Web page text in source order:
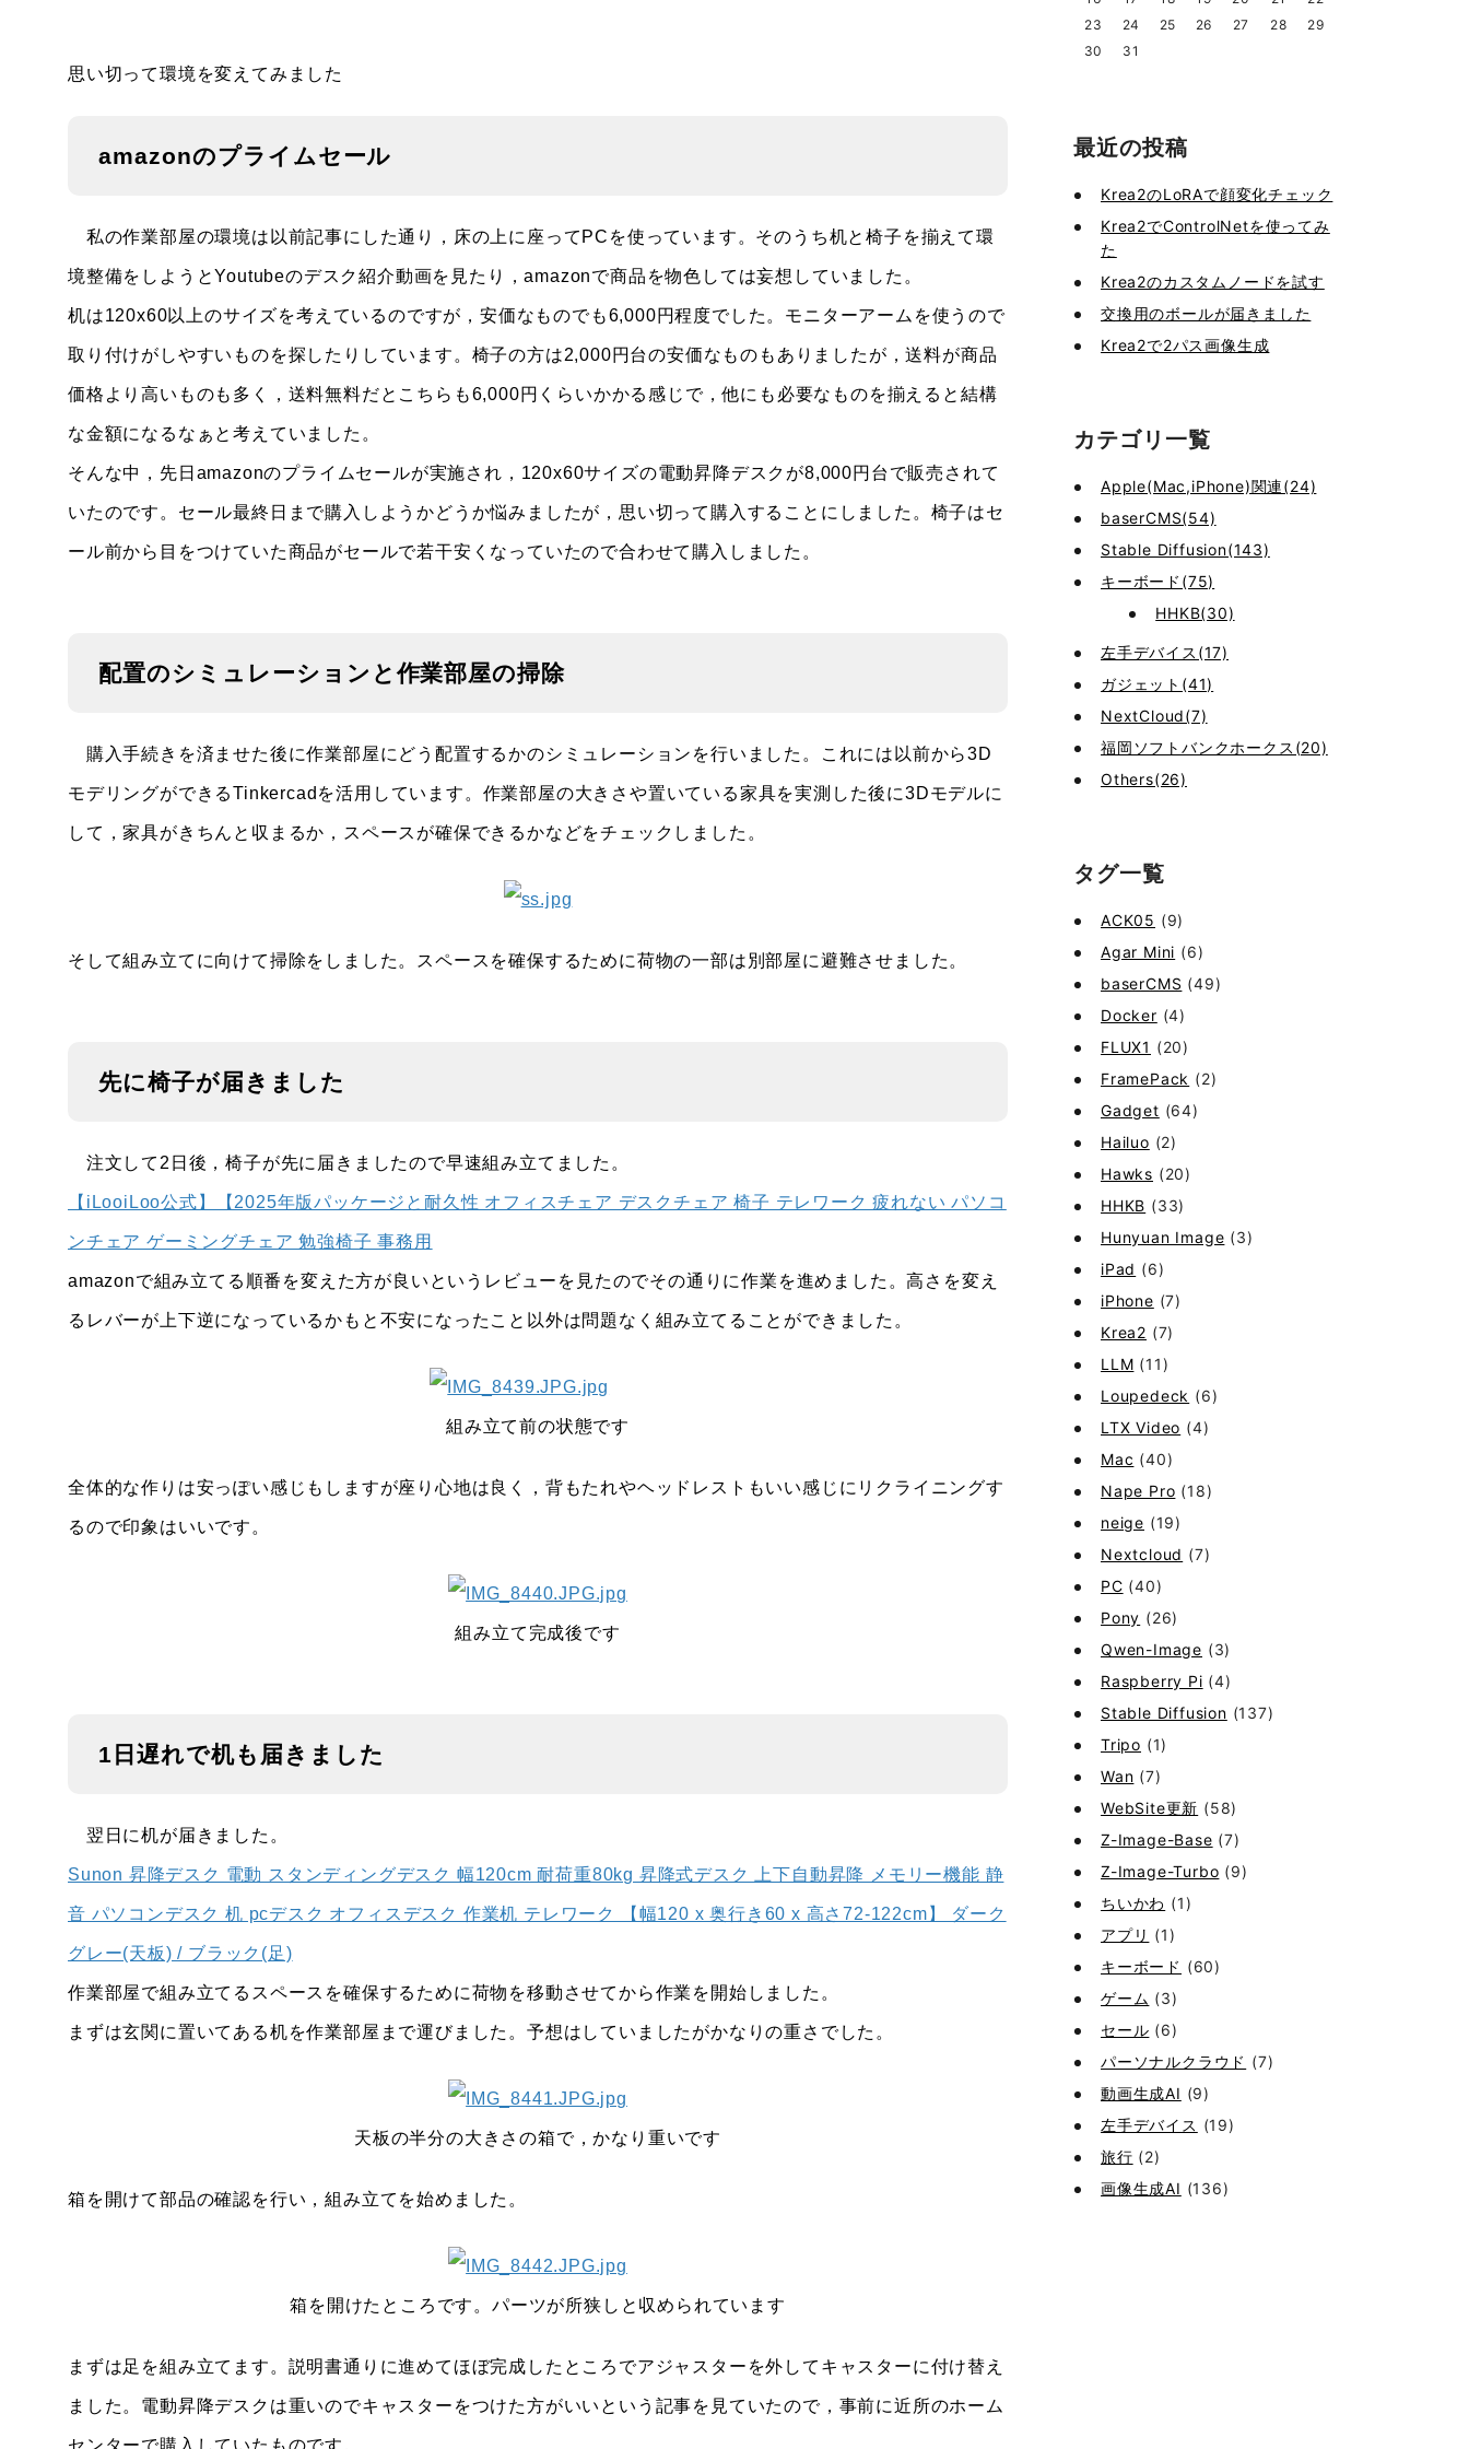
思い切って環境を変えてみました
amazonのプライムセール
私の作業部屋の環境は以前記事にした通り，床の上に座ってPCを使っています。そのうち机と椅子を揃えて環
境整備をしようとYoutubeのデスク紹介動画を見たり，amazonで商品を物色しては妄想していました。
机は120x60以上のサイズを考えているのですが，安価なものでも6,000円程度でした。モニターアームを使うので
取り付けがしやすいものを探したりしています。椅子の方は2,000円台の安価なものもありましたが，送料が商品
価格より高いものも多く，送料無料だとこちらも6,000円くらいかかる感じで，他にも必要なものを揃えると結構
な金額になるなぁと考えていました。
そんな中，先日amazonのプライムセールが実施され，120x60サイズの電動昇降デスクが8,000円台で販売されて
いたのです。セール最終日まで購入しようかどうか悩みましたが，思い切って購入することにしました。椅子はセ
ール前から目をつけていた商品がセールで若干安くなっていたので合わせて購入しました。
配置のシミュレーションと作業部屋の掃除
購入手続きを済ませた後に作業部屋にどう配置するかのシミュレーションを行いました。これには以前から3D
モデリングができるTinkercadを活用しています。作業部屋の大きさや置いている家具を実測した後に3Dモデルに
して，家具がきちんと収まるか，スペースが確保できるかなどをチェックしました。
そして組み立てに向けて掃除をしました。スペースを確保するために荷物の一部は別部屋に避難させました。
先に椅子が届きました
注文して2日後，椅子が先に届きましたので早速組み立てました。
【iLooiLoo公式】【2025年版パッケージと耐久性 オフィスチェア デスクチェア 椅子 テレワーク 疲れない パソコ
ンチェア ゲーミングチェア 勉強椅子 事務用
amazonで組み立てる順番を変えた方が良いというレビューを見たのでその通りに作業を進めました。高さを変え
るレバーが上下逆になっているかもと不安になったこと以外は問題なく組み立てることができました。
組み立て前の状態です
全体的な作りは安っぽい感じもしますが座り心地は良く，背もたれやヘッドレストもいい感じにリクライニングす
るので印象はいいです。
組み立て完成後です
1日遅れで机も届きました
翌日に机が届きました。
Sunon 昇降デスク 電動 スタンディングデスク 幅120cm 耐荷重80kg 昇降式デスク 上下自動昇降 メモリー機能 静
音 パソコンデスク 机 pcデスク オフィスデスク 作業机 テレワーク 【幅120 x 奥行き60 x 高さ72-122cm】 ダーク
グレー(天板) / ブラック(足)
作業部屋で組み立てるスペースを確保するために荷物を移動させてから作業を開始しました。
まずは玄関に置いてある机を作業部屋まで運びました。予想はしていましたがかなりの重さでした。
天板の半分の大きさの箱で，かなり重いです
箱を開けて部品の確認を行い，組み立てを始めました。
箱を開けたところです。パーツが所狭しと収められています
まずは足を組み立てます。説明書通りに進めてほぼ完成したところでアジャスターを外してキャスターに付け替え
ました。電動昇降デスクは重いのでキャスターをつけた方がいいという記事を見ていたので，事前に近所のホーム
センターで購入していたものです。
23
24 25 26 27 28
29
30
31
最近の投稿
Krea2のLoRAで顔変化チェック
Krea2でControlNetを使ってみ
た
Krea2のカスタムノードを試す
交換用のボールが届きました
Krea2で2パス画像生成
カテゴリ一覧
Apple(Mac,iPhone)関連(24)
baserCMS(54)
Stable Diffusion(143)
キーボード(75)
HHKB(30)
左手デバイス(17)
ガジェット(41)
NextCloud(7)
福岡ソフトバンクホークス(20)
Others(26)
タグ一覧
ACK05 (9)
Agar Mini (6)
baserCMS (49)
Docker (4)
FLUX1 (20)
FramePack (2)
Gadget (64)
Hailuo (2)
Hawks (20)
HHKB (33)
Hunyuan Image (3)
iPad (6)
iPhone (7)
Krea2 (7)
LLM (11)
Loupedeck (6)
LTX Video (4)
Mac (40)
Nape Pro (18)
neige (19)
Nextcloud (7)
PC (40)
Pony (26)
Qwen-Image (3)
Raspberry Pi (4)
Stable Diffusion (137)
Tripo (1)
Wan (7)
WebSite更新 (58)
Z-Image-Base (7)
Z-Image-Turbo (9)
ちいかわ (1)
アプリ (1)
キーボード (60)
ゲーム (3)
セール (6)
パーソナルクラウド (7)
動画生成AI (9)
左手デバイス (19)
旅行 (2)
画像生成AI (136)